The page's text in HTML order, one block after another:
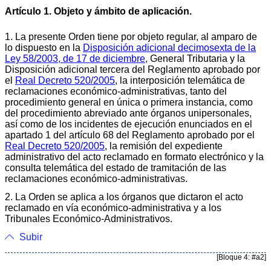
Artículo 1. Objeto y ámbito de aplicación.
1. La presente Orden tiene por objeto regular, al amparo de
lo dispuesto en la Disposición adicional decimosexta de la
Ley 58/2003, de 17 de diciembre, General Tributaria y la
Disposición adicional tercera del Reglamento aprobado por
el Real Decreto 520/2005, la interposición telemática de
reclamaciones económico-administrativas, tanto del
procedimiento general en única o primera instancia, como
del procedimiento abreviado ante órganos unipersonales,
así como de los incidentes de ejecución enunciados en el
apartado 1 del artículo 68 del Reglamento aprobado por el
Real Decreto 520/2005, la remisión del expediente
administrativo del acto reclamado en formato electrónico y la
consulta telemática del estado de tramitación de las
reclamaciones económico-administrativas.
2. La Orden se aplica a los órganos que dictaron el acto
reclamado en vía económico-administrativa y a los
Tribunales Económico-Administrativos.
Subir
[Bloque 4: #a2]